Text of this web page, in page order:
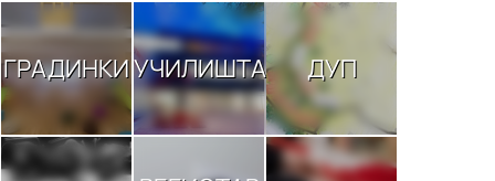
ГРАДИНКИУЧИЛИШТА ДУП